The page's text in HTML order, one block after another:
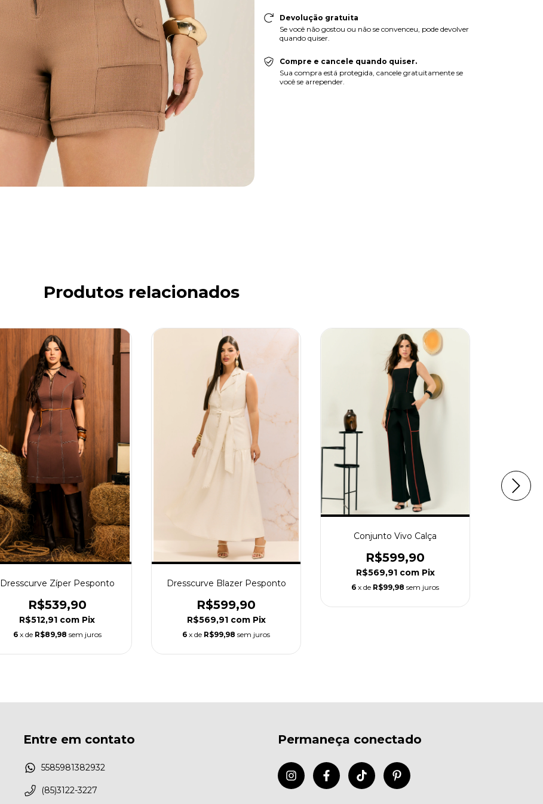
Devolução gratuita
Se você não gostou ou não se convenceu, pode devolver
quando quiser.
Compre e cancele quando quiser.
Sua compra está protegida, cancele gratuitamente se
você se arrepender.
Produtos relacionados
Dresscurve Zíper Pesponto
R$539,90
R$512,91 com Pix
6 x de R$89,98 sem juros
Dresscurve Blazer Pesponto
R$599,90
R$569,91 com Pix
6 x de R$99,98 sem juros
Conjunto Vivo Calça
R$599,90
R$569,91 com Pix
6 x de R$99,98 sem juros
Entre em contato
5585981382932
(85)3122-3227
Permaneça conectado